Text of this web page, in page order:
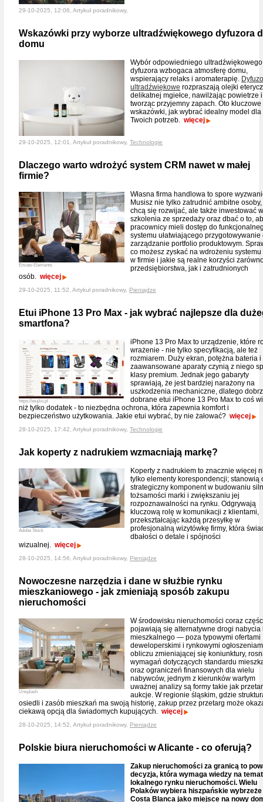
29-10-2025, 12:06, Artykuł poradnikowy,
Wskazówki przy wyborze ultradźwiękowego dyfuzora
domu
Wybór odpowiedniego ultradźwiękowego
dyfuzora wzbogaca atmosferę domu,
wspierający relaks i aromaterapię.
ultradźwiękowe rozpraszają olejki
delikatnej mgiełce, nawilżając powietrze i
tworząc przyjemny zapach. Oto kluczowe
wskazówki, jak wybrać idealny model dla
Twoich potrzeb. więcej
29-10-2025, 12:01, Artykuł poradnikowy, Technologie
Dlaczego warto wdrożyć system CRM nawet w małej
firmie?
Envato Elements
Własna firma handlowa to spore
Musisz nie tylko zatrudnić ambitne
chcą się rozwijać, ale także inwestować w
szkolenia ze sprzedaży oraz dbać o to,
pracownicy mieli dostęp do
systemu ułatwiającego przygotowywanie
zarządzanie portfolio produktowym.
co możesz zyskać na wdrożeniu systemu
w firmie i jakie są realne korzyści
przedsiębiorstwa, jak i zatrudnionych
osób. więcej
29-10-2025, 11:52, Artykuł poradnikowy, Pieniądze
Etui iPhone 13 Pro Max - jak wybrać najlepsze dla
smartfona?
https://etujko.pl
iPhone 13 Pro Max to urządzenie, które
wrażenie - nie tylko specyfikacją, ale też
rozmiarem. Duży ekran, potężna bateria i
zaawansowane aparaty czynią z niego
klasy premium. Jednak jego gabaryty
sprawiają, że jest bardziej narażony na
uszkodzenia mechaniczne, dlatego
dobrane etui iPhone 13 Pro Max to coś
niż tylko dodatek - to niezbędna ochrona, która zapewnia komfort i
bezpieczeństwo użytkowania. Jakie etui wybrać, by nie żałować? więcej
28-10-2025, 17:42, Artykuł poradnikowy, Technologie
Jak koperty z nadrukiem wzmacniają markę?
Adobe Stock
Koperty z nadrukiem to znacznie więcej
tylko elementy korespondencji; stanowią
strategiczny komponent w budowaniu
tożsamości marki i zwiększaniu jej
rozpoznawalności na rynku. Odgrywają
kluczową rolę w komunikacji z klientami,
przekształcając każdą przesyłkę w
profesjonalną wizytówkę firmy, która
dbałości o detale i spójności
wizualnej. więcej
28-10-2025, 14:56, Artykuł poradnikowy, Pieniądze
Nowoczesne narzędzia i dane w służbie rynku
mieszkaniowego - jak zmieniają sposób zakupu
nieruchomości
Unsplash
W środowisku nieruchomości coraz
pojawiają się alternatywne drogi nabycia
mieszkalnego — poza typowymi ofertami
deweloperskimi i rynkowymi
obliczu zmieniającej się koniunktury,
wymagań dotyczących standardu
oraz ograniczeń finansowych dla wielu
nabywców, jednym z kierunków wartym
uważnej analizy są formy takie jak
aukcje. W regionie śląskim, gdzie
osiedli i zasób mieszkań ma swoją historię, zakup przez przetarg może
ciekawą opcją dla świadomych kupujących. więcej
28-10-2025, 14:52, Artykuł poradnikowy, Pieniądze
Polskie biura nieruchomości w Alicante - co oferują?
Zakup nieruchomości za granicą to
decyzja, która wymaga wiedzy na temat
lokalnego rynku nieruchomości. Wielu
Polaków wybiera hiszpańskie wybrzeże
Costa Blanca jako miejsce na nowy